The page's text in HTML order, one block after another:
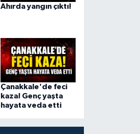
Ahırda yangın çıktı!
Çanakkale'de feci
kaza! Genç yaşta
hayata veda etti